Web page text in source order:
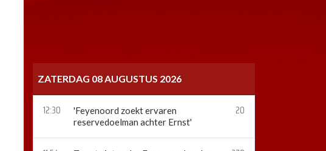
ZATERDAG 08 AUGUSTUS 2026
12:30
'Feyenoord zoekt ervaren
reservedoelman achter Ernst'
20